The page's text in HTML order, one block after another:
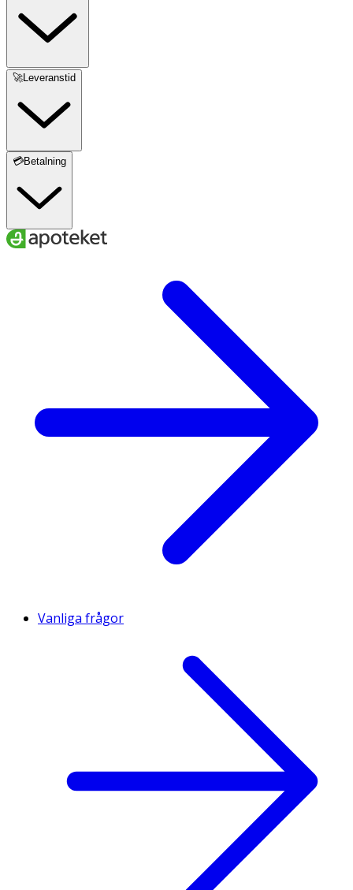
🚀Leveranstid
💳Betalning
Vanliga frågor